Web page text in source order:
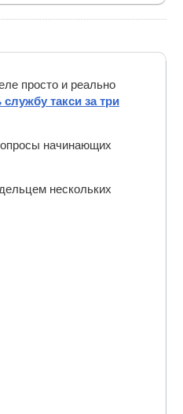
просто и реально
службу такси за три
начинающих
нескольких